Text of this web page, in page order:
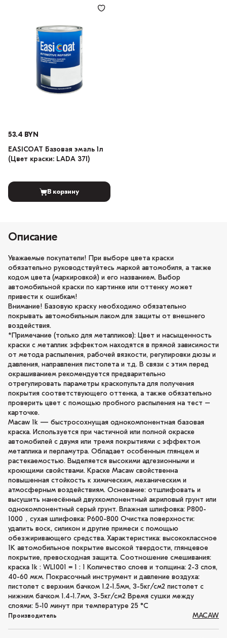
53.4 BYN
EASICOAT Базовая эмаль 1л
(Цвет краски: LADA 371)
В корзину
Описание
Уважаемые покупатели! При выборе цвета краски
обязательно руководствуйтесь маркой автомобиля, а также
кодом цвета (маркировкой) и его названием. Выбор
автомобильной краски по картинке или оттенку может
привести к ошибкам!
Внимание! Базовую краску необходимо обязательно
покрывать автомобильным лаком для защиты от внешнего
воздействия.
*Примечание (только для металликов): Цвет и насыщенность
краски с металлик эффектом находятся в прямой зависимости
от метода распыления, рабочей вязкости, регулировки дюзы и
давления, направления пистолета и т.д. В связи с этим перед
окрашиванием рекомендуется предварительно
отрегулировать параметры краскопульта для получения
покрытия соответствующего оттенка, а также обязательно
проверить цвет с помощью пробного распыления на тест –
карточке.
Macaw 1k — быстросохнущая однокомпонентная базовая
краска. Используется при частичной или полной окраске
автомобилей с двумя или тремя покрытиями с эффектом
металлика и перламутра. Обладает особенным глянцем и
растекаемостью. Выделяется высокими адгезионными и
кроющими свойствами. Краске Macaw свойственна
повышенная стойкость к химическим, механическим и
атмосферным воздействиям. Основание: отшлифовать и
высушить нанесённый двухкомпонентный акриловый грунт или
однокомпонентный серый грунт. Влажная шлифовка: P800-
1000，сухая шлифовка: P600-800 Очистка поверхности:
удалить воск, силикон и другие примеси с помощью
обезжиривающего средства. Характеристика: высококлассное
1K автомобильное покрытие высокой твердости, глянцевое
покрытие, превосходная защита. Соотношение смешивания:
краска 1k : WL1001 = 1 : 1 Количество слоев и толщина: 2-3 слоя,
40-60 мкм. Покрасочный инструмент и давление воздуха:
пистолет с верхним бачком 1.2-1.5мм, 3-5кг/см2 пистолет с
нижним бачком 1.4-1.7мм, 3-5кг/см2 Время сушки между
слоями: 5-10 минут при температуре 25 °C
Производитель MACAW